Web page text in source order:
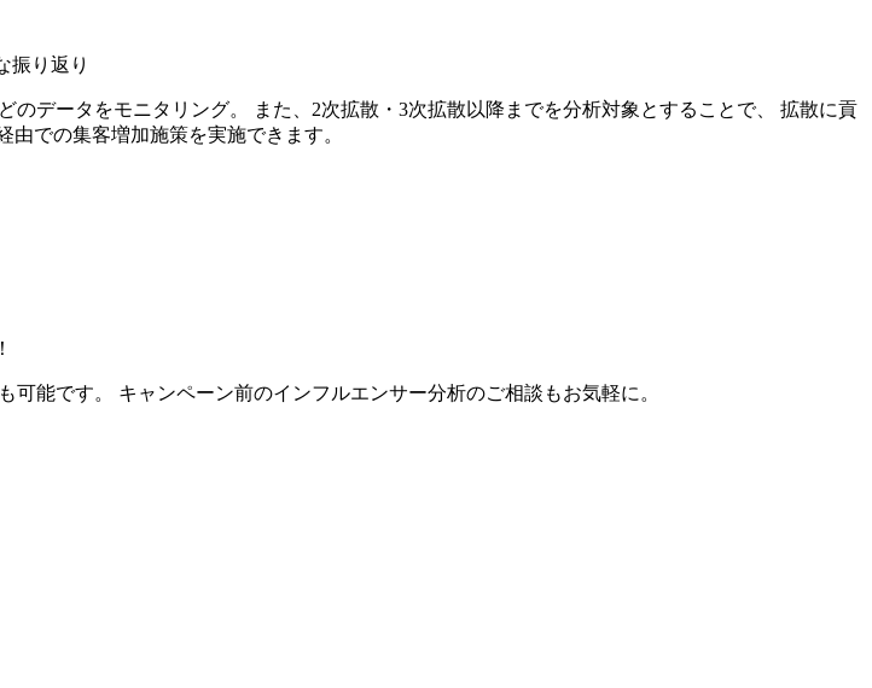
振り返り
データをモニタリング。 また、2次拡散・3次拡散以降までを分析対象とすることで、 拡散に貢
での集客増加施策を実施できます。
能です。 キャンペーン前のインフルエンサー分析のご相談もお気軽に。